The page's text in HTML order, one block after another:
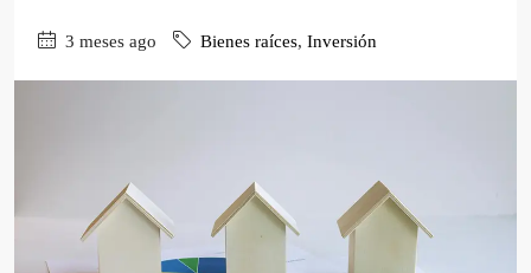
3 meses ago Bienes raíces, Inversión